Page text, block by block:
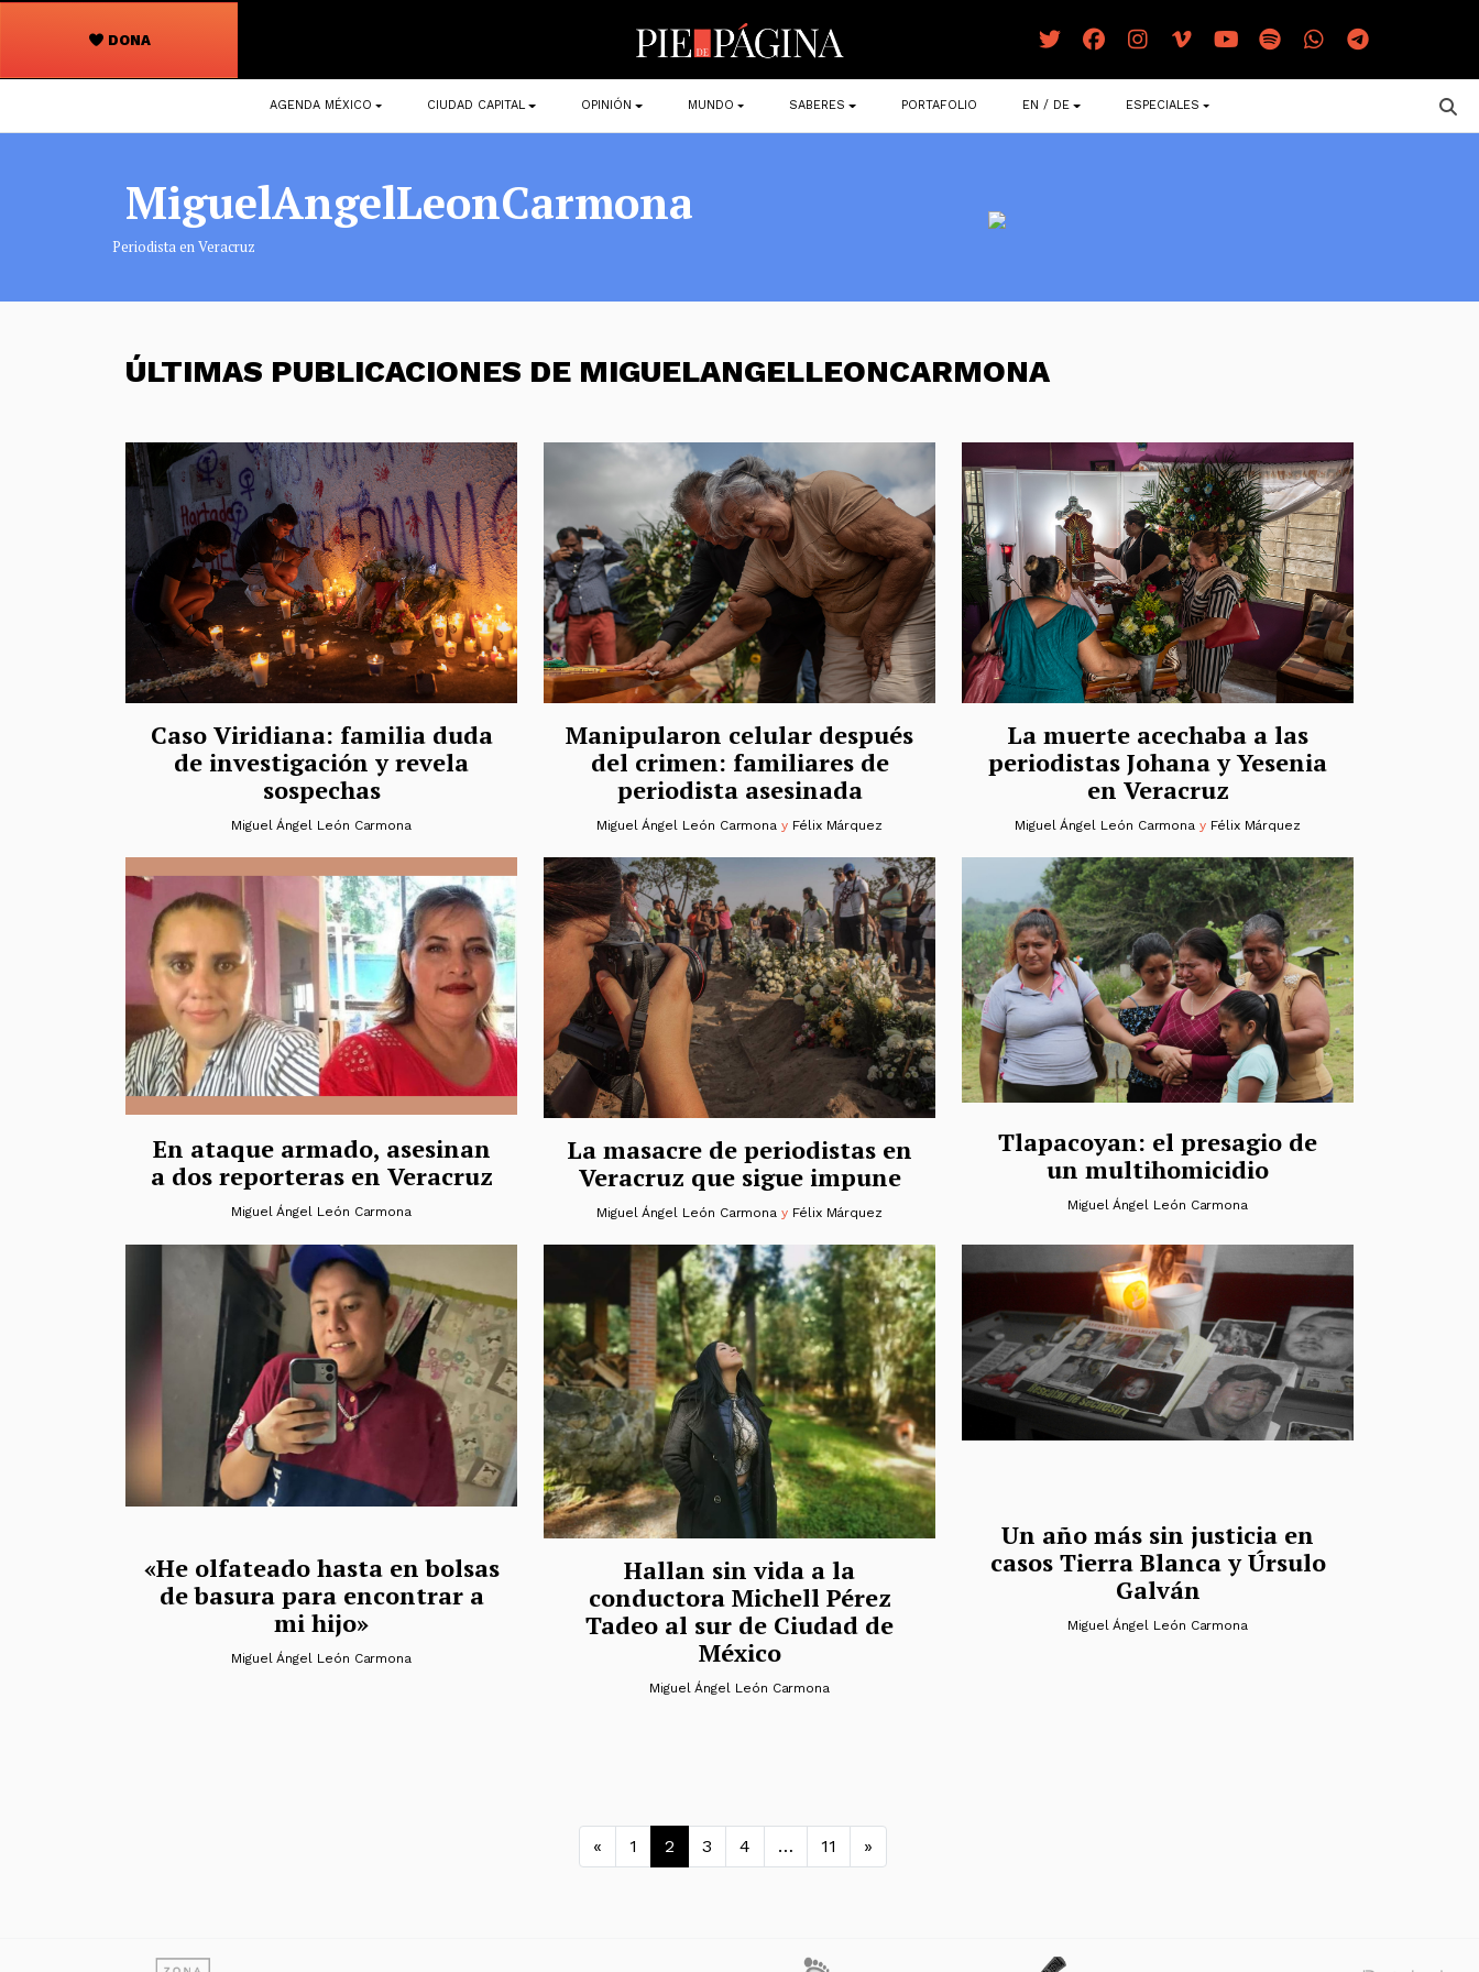
DONA
Navegación
principal
AGENDA MÉXICO CIUDAD CAPITAL OPINIÓN MUNDO SABERES PORTAFOLIO EN / DE ESPECIALES
MiguelAngelLeonCarmona
Periodista en Veracruz
ÚLTIMAS PUBLICACIONES DE MIGUELANGELLEONCARMONA
Caso Viridiana: familia duda
de investigación y revela
sospechas
Miguel Ángel León Carmona
Manipularon celular después
del crimen: familiares de
periodista asesinada
Miguel Ángel León Carmona y Félix Márquez
La muerte acechaba a las
periodistas Johana y Yesenia
en Veracruz
Miguel Ángel León Carmona y Félix Márquez
En ataque armado, asesinan
a dos reporteras en Veracruz
Miguel Ángel León Carmona
La masacre de periodistas en
Veracruz que sigue impune
Miguel Ángel León Carmona y Félix Márquez
Tlapacoyan: el presagio de
un multihomicidio
Miguel Ángel León Carmona
«He olfateado hasta en bolsas
de basura para encontrar a
mi hijo»
Miguel Ángel León Carmona
Hallan sin vida a la
conductora Michell Pérez
Tadeo al sur de Ciudad de
México
Miguel Ángel León Carmona
Un año más sin justicia en
casos Tierra Blanca y Úrsulo
Galván
Miguel Ángel León Carmona
Navegación de entradas
« 1 2 3 4 … 11 »